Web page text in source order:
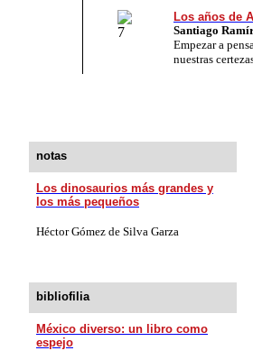
Los años de
Santiago
Empezar a
nuestras
notas
Los dinosaurios más grandes y
los más pequeños
Héctor Gómez de Silva Garza
bibliofilia
México diverso: un libro como
espejo